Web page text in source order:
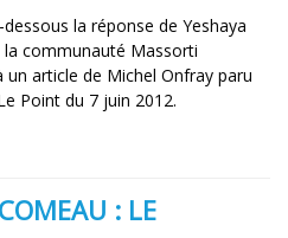
la réponse de Yeshaya
la communauté Massorti
un article de Michel Onfray paru
Point du 7 juin 2012.
: LE